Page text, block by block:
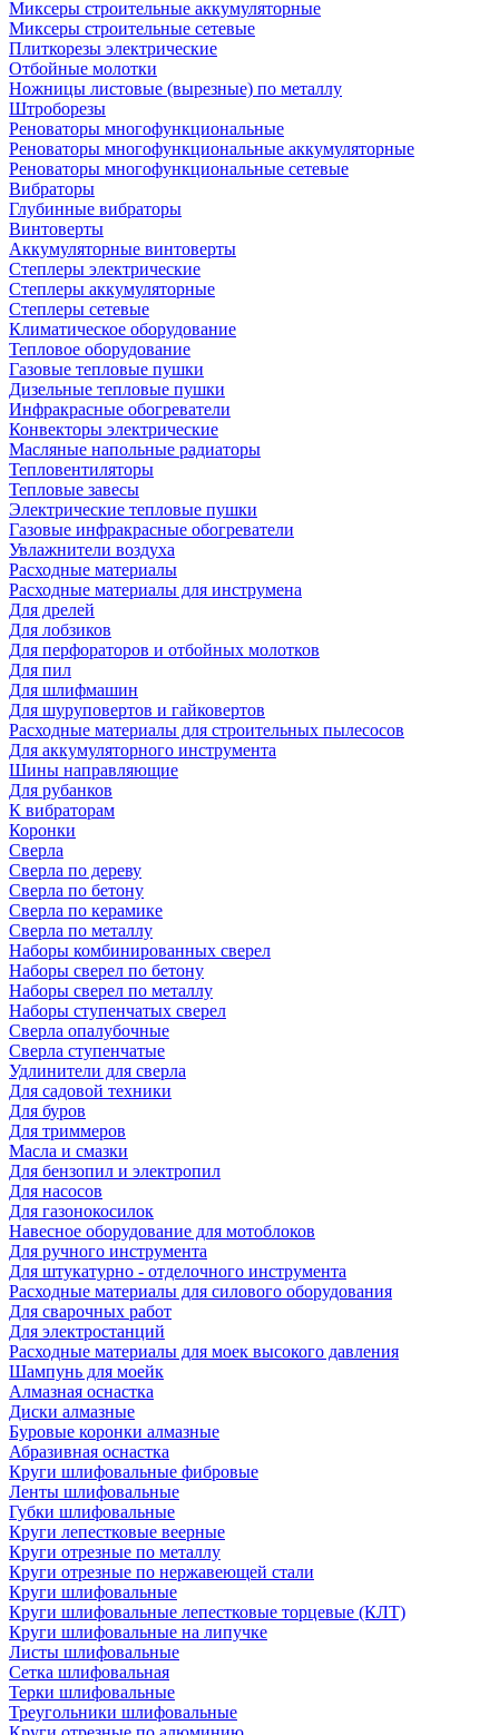
Миксеры строительные аккумуляторные
Миксеры строительные сетевые
Плиткорезы электрические
Отбойные молотки
Ножницы листовые (вырезные) по металлу
Штроборезы
Реноваторы многофункциональные
Реноваторы многофункциональные аккумуляторные
Реноваторы многофункциональные сетевые
Вибраторы
Глубинные вибраторы
Винтоверты
Аккумуляторные винтоверты
Степлеры электрические
Степлеры аккумуляторные
Степлеры сетевые
Климатическое оборудование
Тепловое оборудование
Газовые тепловые пушки
Дизельные тепловые пушки
Инфракрасные обогреватели
Конвекторы электрические
Масляные напольные радиаторы
Тепловентиляторы
Тепловые завесы
Электрические тепловые пушки
Газовые инфракрасные обогреватели
Увлажнители воздуха
Расходные материалы
Расходные материалы для инструмена
Для дрелей
Для лобзиков
Для перфораторов и отбойных молотков
Для пил
Для шлифмашин
Для шуруповертов и гайковертов
Расходные материалы для строительных пылесосов
Для аккумуляторного инструмента
Шины направляющие
Для рубанков
К вибраторам
Коронки
Сверла
Сверла по дереву
Сверла по бетону
Сверла по керамике
Сверла по металлу
Наборы комбинированных сверел
Наборы сверел по бетону
Наборы сверел по металлу
Наборы ступенчатых сверел
Сверла опалубочные
Сверла ступенчатые
Удлинители для сверла
Для садовой техники
Для буров
Для триммеров
Масла и смазки
Для бензопил и электропил
Для насосов
Для газонокосилок
Навесное оборудование для мотоблоков
Для ручного инструмента
Для штукатурно - отделочного инструмента
Расходные материалы для силового оборудования
Для сварочных работ
Для электростанций
Расходные материалы для моек высокого давления
Шампунь для моейк
Алмазная оснастка
Диски алмазные
Буровые коронки алмазные
Абразивная оснастка
Круги шлифовальные фибровые
Ленты шлифовальные
Губки шлифовальные
Круги лепестковые веерные
Круги отрезные по металлу
Круги отрезные по нержавеющей стали
Круги шлифовальные
Круги шлифовальные лепестковые торцевые (КЛТ)
Круги шлифовальные на липучке
Листы шлифовальные
Сетка шлифовальная
Терки шлифовальные
Треугольники шлифовальные